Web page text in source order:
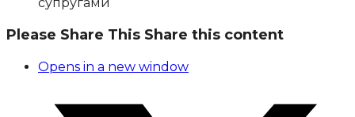
Please Share This Share this content
Opens in a new window